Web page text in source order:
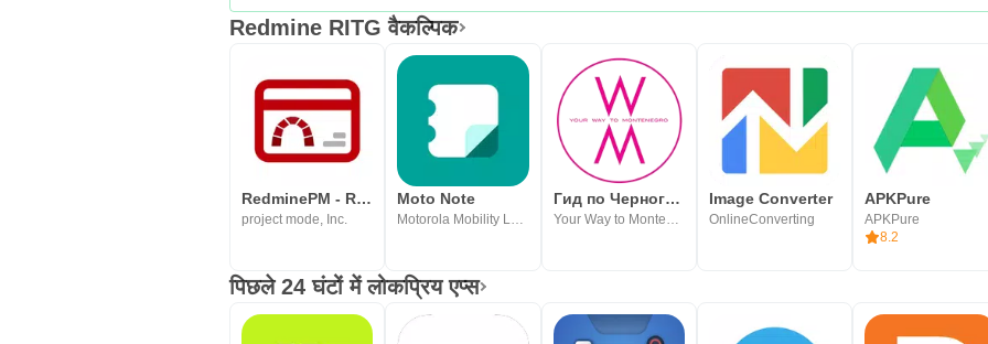
Redmine RITG वैकल्पिक
RedminePM - Redmine Client App
project mode, Inc.
Moto Note
Motorola Mobility LLC.
Гид по Черногории
Your Way to Montenegro
Image Converter
OnlineConverting
APKPure
APKPure
8.2
पिछले 24 घंटों में लोकप्रिय एप्स